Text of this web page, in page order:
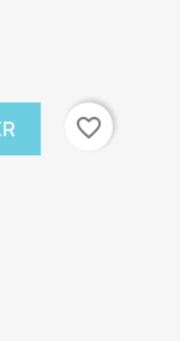
favorite_border